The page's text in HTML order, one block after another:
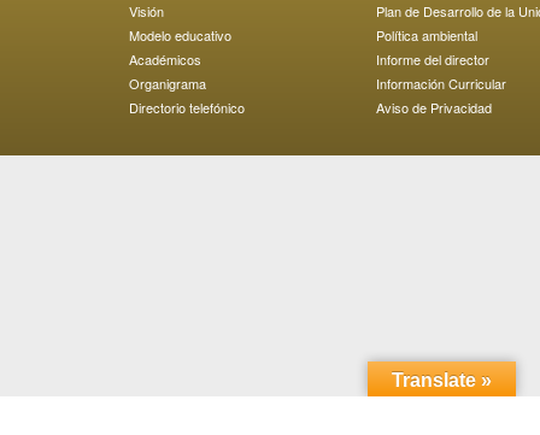
Visión
Modelo educativo
Académicos
Organigrama
Directorio telefónico
Plan de Desarrollo de la
Política ambiental
Informe del director
Información Curricular
Aviso de Privacidad
Translate »